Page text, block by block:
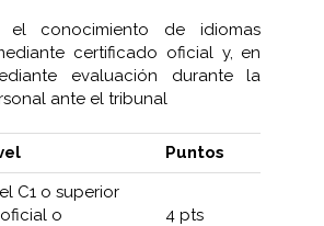
el conocimiento de idiomas
certificado oficial y, en
evaluación durante la
ante el tribunal
Puntos
C1 o superior
o
4 pts